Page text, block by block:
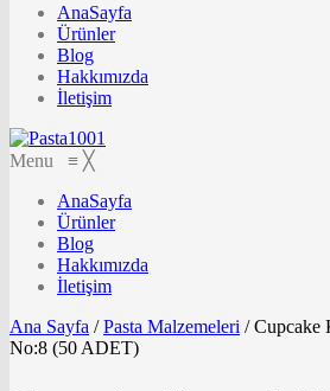
AnaSayfa
Ürünler
Blog
Hakkımızda
İletişim
Menu ≡ ╳
AnaSayfa
Ürünler
Blog
Hakkımızda
İletişim
Ana Sayfa / Pasta Malzemeleri /Cupcake
No:8 (50 ADET)